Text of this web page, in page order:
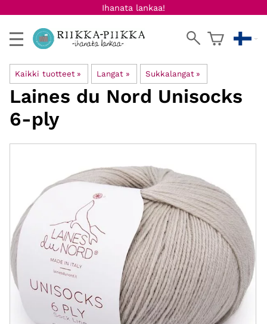
Ihanata lankaa!
Kaikki tuotteet ‪» Langat ‪» Sukkalangat ‪»
Laines du Nord Unisocks
6-ply